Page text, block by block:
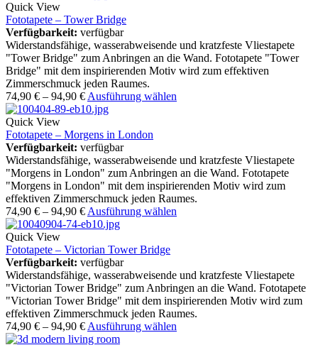
Quick View
Fototapete – Tower Bridge
Verfügbarkeit: verfügbar
Widerstandsfähige, wasserabweisende und kratzfeste Vliestapete
"Tower Bridge" zum Anbringen an die Wand. Fototapete "Tower
Bridge" mit dem inspirierenden Motiv wird zum effektiven
Zimmerschmuck jeden Raumes.
74,90 € – 94,90 € Ausführung wählen
Quick View
Fototapete – Morgens in London
Verfügbarkeit: verfügbar
Widerstandsfähige, wasserabweisende und kratzfeste Vliestapete
"Morgens in London" zum Anbringen an die Wand. Fototapete
"Morgens in London" mit dem inspirierenden Motiv wird zum
effektiven Zimmerschmuck jeden Raumes.
74,90 € – 94,90 € Ausführung wählen
Quick View
Fototapete – Victorian Tower Bridge
Verfügbarkeit: verfügbar
Widerstandsfähige, wasserabweisende und kratzfeste Vliestapete
"Victorian Tower Bridge" zum Anbringen an die Wand. Fototapete
"Victorian Tower Bridge" mit dem inspirierenden Motiv wird zum
effektiven Zimmerschmuck jeden Raumes.
74,90 € – 94,90 € Ausführung wählen